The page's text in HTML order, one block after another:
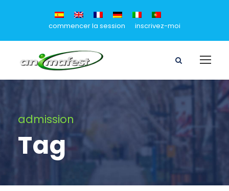
commencer la session inscrivez-moi
admission
Tag